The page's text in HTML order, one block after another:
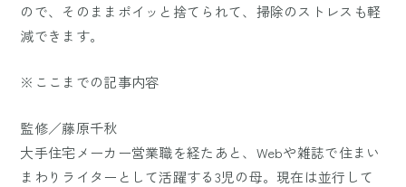
ので、そのままポイッと捨てられて、掃除のストレスも軽
減できます。
※ここまでの記事内容
監修／藤原千秋
大手住宅メーカー営業職を経たあと、Webや雑誌で住まい
まわりライターとして活躍する3児の母。現在は並行して